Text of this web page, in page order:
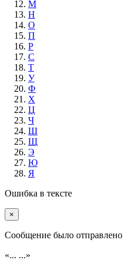
М
Н
О
П
Р
С
Т
У
Ф
Х
Ц
Ч
Ш
Щ
Э
Ю
Я
Ошибка в тексте
×
Cообщение было отправлено
«... ...»